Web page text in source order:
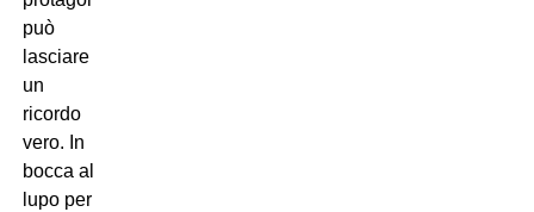
può
lasciare
un
ricordo
vero. In
bocca al
lupo per